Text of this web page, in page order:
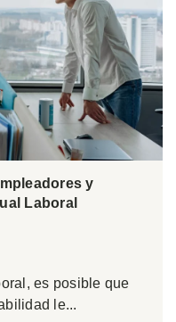
y
Laboral
es posible que
le...